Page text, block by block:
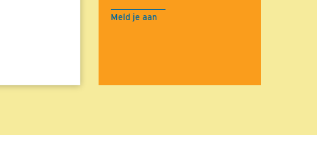
Meld je aan